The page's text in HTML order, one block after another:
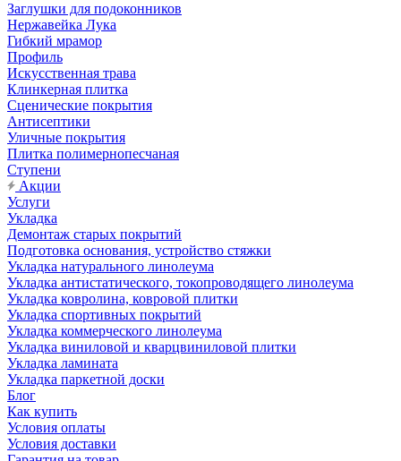
Заглушки для подоконников
Нержавейка Лука
Гибкий мрамор
Профиль
Искусственная трава
Клинкерная плитка
Сценические покрытия
Антисептики
Уличные покрытия
Плитка полимернопесчаная
Ступени
Акции
Услуги
Укладка
Демонтаж старых покрытий
Подготовка основания, устройство стяжки
Укладка натурального линолеума
Укладка антистатического, токопроводящего линолеума
Укладка ковролина, ковровой плитки
Укладка спортивных покрытий
Укладка коммерческого линолеума
Укладка виниловой и кварцвиниловой плитки
Укладка ламината
Укладка паркетной доски
Блог
Как купить
Условия оплаты
Условия доставки